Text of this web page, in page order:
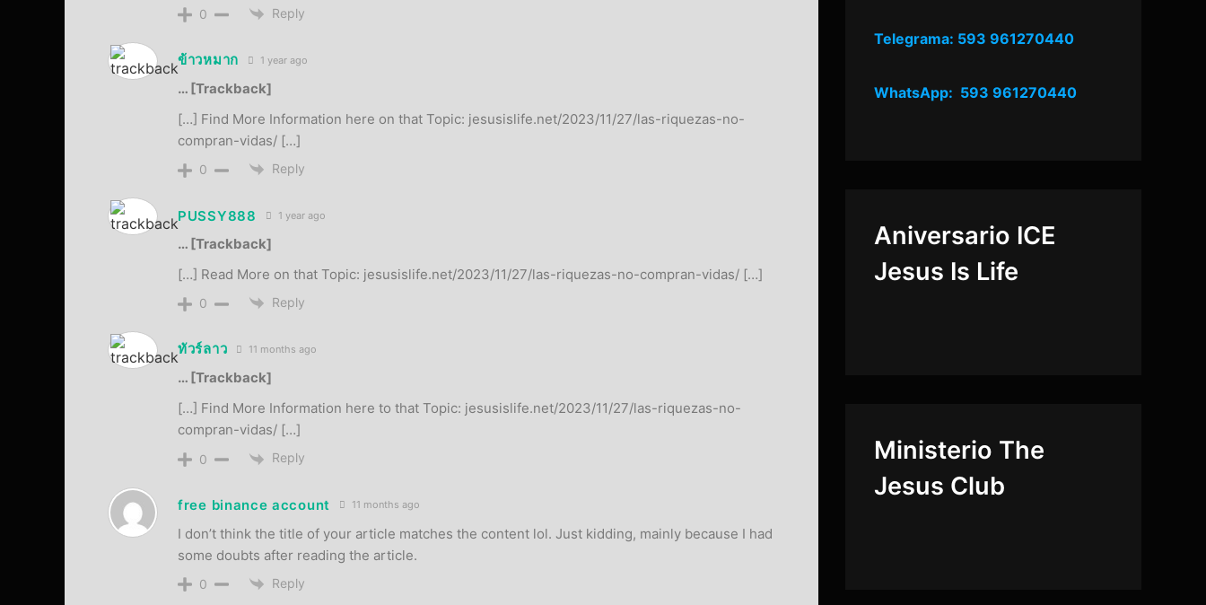
0 Reply
ข้าวหมาก 1 year ago
… [Trackback]
[…] Find More Information here on that Topic: jesusislife.net/2023/11/27/las-riquezas-no-
compran-vidas/ […]
0 Reply
PUSSY888 1 year ago
… [Trackback]
[…] Read More on that Topic: jesusislife.net/2023/11/27/las-riquezas-no-compran-vidas/ […]
0 Reply
ทัวร์ลาว 11 months ago
… [Trackback]
[…] Find More Information here to that Topic: jesusislife.net/2023/11/27/las-riquezas-no-
compran-vidas/ […]
0 Reply
free binance account 11 months ago
I don’t think the title of your article matches the content lol. Just kidding, mainly because I had
some doubts after reading the article.
0 Reply
Telegrama: 593 961270440
WhatsApp: 593 961270440
Aniversario ICE
Jesus Is Life
Ministerio The
Jesus Club